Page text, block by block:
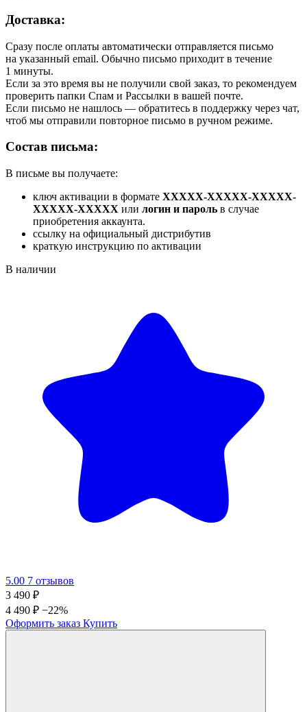
Доставка:
Сразу после оплаты автоматически отправляется письмо
на указанный email. Обычно письмо приходит в течение
1 минуты.
Если за это время вы не получили свой заказ, то рекомендуем
проверить папки Спам и Рассылки в вашей почте.
Если письмо не нашлось — обратитесь в поддержку через чат,
чтоб мы отправили повторное письмо в ручном режиме.
Состав письма:
В письме вы получаете:
ключ активации в формате XXXXX-XXXXX-XXXXX-
XXXXX-XXXXX или логин и пароль в случае
приобретения аккаунта.
ссылку на официальный дистрибутив
краткую инструкцию по активации
В наличии
5.00 7 отзывов
3 490 ₽
4 490 ₽ −22%
Оформить заказ Купить